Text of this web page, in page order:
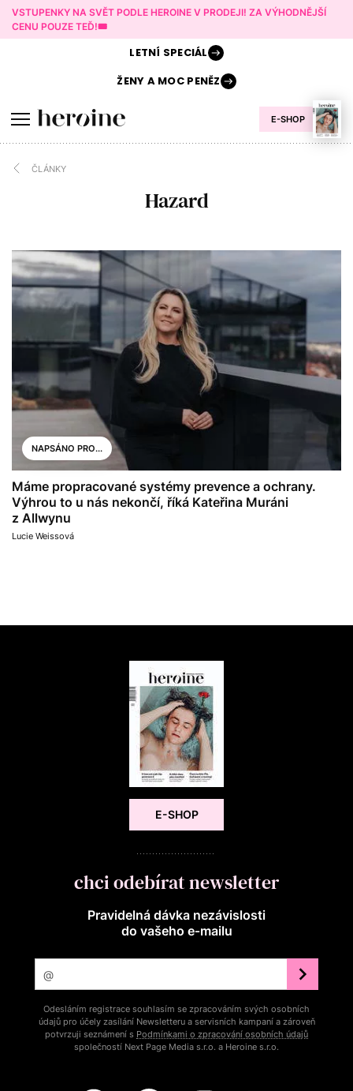
VSTUPENKY NA SVĚT PODLE HEROINE V PRODEJI! ZA VÝHODNĚJŠÍ
CENU POUZE TEĎ!🎟️
E-SHOP
LETNÍ SPECIÁL
ŽENY AMOC PENĚZ
ČLÁNKY
Hazard
NAPSÁNO PRO...
Máme propracované systémy prevence a ochrany.
Výhrou to u nás nekončí, říká Kateřina Muráni
z Allwynu
Lucie Weissová
E-SHOP
chci odebírat newsletter
Pravidelná dávka nezávislosti
do vašeho e‑mailu
Odesláním registrace souhlasím se zpracováním svých osobních
údajů pro účely zasílání Newsletteru a servisních kampaní a zároveň
potvrzuji seznámení s Podmínkami o zpracování osobních údajů
společností Next Page Media s.r.o. a Heroine s.r.o.